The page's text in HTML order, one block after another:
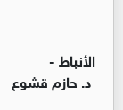
الأنباط -
د. حازم قشوع